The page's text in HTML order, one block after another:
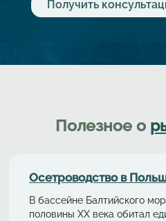
Полезное о
Осетрoводствo в
В бассейне Балтийского
половины ХХ века обитал